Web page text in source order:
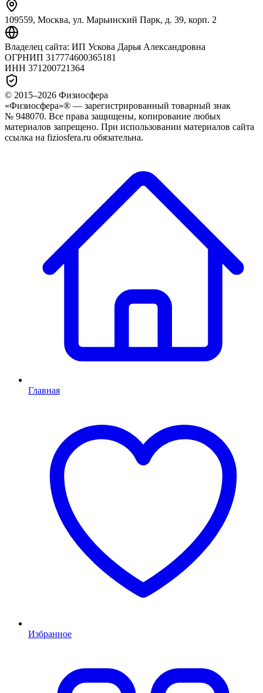
109559, Москва, ул. Марьинский Парк, д. 39, корп. 2
Владелец сайта: ИП Ускова Дарья Александровна
ОГРНИП 317774600365181
ИНН 371200721364
© 2015–2026 Физиосфера
«Физиосфера»® — зарегистрированный товарный знак
№ 948070. Все права защищены, копирование любых
материалов запрещено. При использовании материалов сайта
ссылка на fiziosfera.ru обязательна.
Главная
Избранное